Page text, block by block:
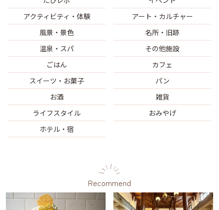
アクティビティ・体験
アート・カルチャー
風景・景色
名所・旧跡
温泉・スパ
その他施設
ごはん
カフェ
スイーツ・お菓子
パン
お酒
雑貨
ライフスタイル
おみやげ
ホテル・宿
Recommend